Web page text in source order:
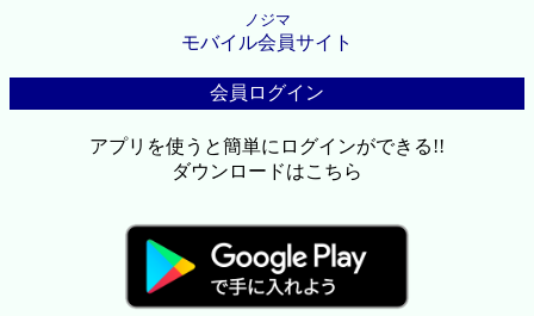
ノジマ
モバイル会員サイト
会員ログイン
アプリを使うと簡単にログインができる!!
ダウンロードはこちら